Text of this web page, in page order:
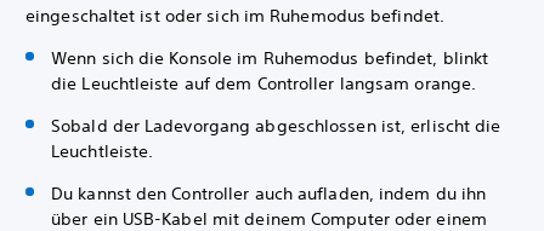
eingeschaltet ist oder sich im Ruhemodus befindet.
Wenn sich die Konsole im Ruhemodus befindet, blinkt
die Leuchtleiste auf dem Controller langsam orange.
Sobald der Ladevorgang abgeschlossen ist, erlischt die
Leuchtleiste.
Du kannst den Controller auch aufladen, indem du ihn
über ein USB-Kabel mit deinem Computer oder einem